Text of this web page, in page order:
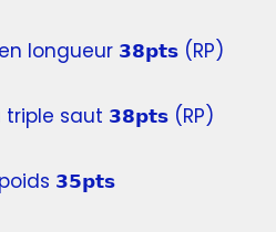
longueur 𝟯𝟴𝗽𝘁𝘀 (RP)
saut 𝟯𝟴𝗽𝘁𝘀 (RP)
𝟯𝟱𝗽𝘁𝘀